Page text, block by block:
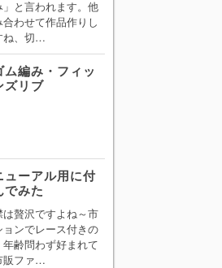
」と言われます。他
わせて作品作りし
ね、切…
編み・フィッ
ズリブ
ューアル用に付
でみた
は贅沢ですよね～市
ンでレース付きの
齢問わず好まれて
販ファ…